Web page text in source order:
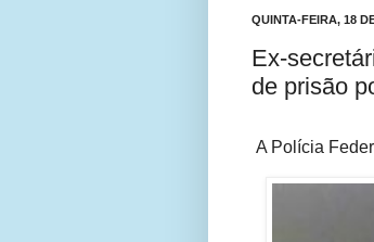
QUINTA-FEIRA, 18
Ex-
de prisão
A Polícia